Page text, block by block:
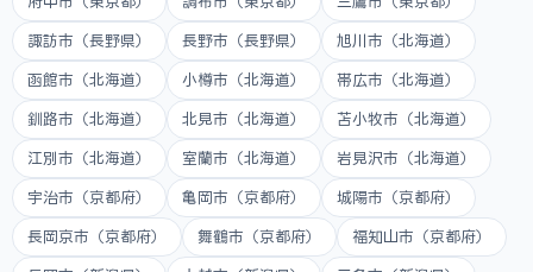
諏訪市（長野県） 長野市（長野県） 旭川市（北海道）
函館市（北海道） 小樽市（北海道） 帯広市（北海道）
釧路市（北海道） 北見市（北海道） 苫小牧市（北海道）
江別市（北海道） 室蘭市（北海道） 岩見沢市（北海道）
宇治市（京都府） 亀岡市（京都府） 城陽市（京都府）
長岡京市（京都府） 舞鶴市（京都府） 福知山市（京都府）